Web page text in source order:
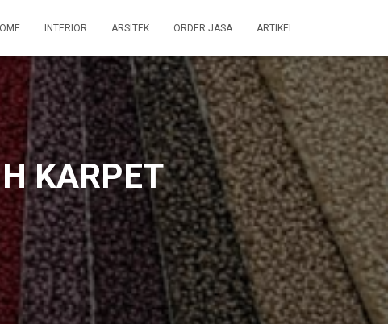
INTERIOR ARSITEK ORDER JASA ARTIKEL
KARPET